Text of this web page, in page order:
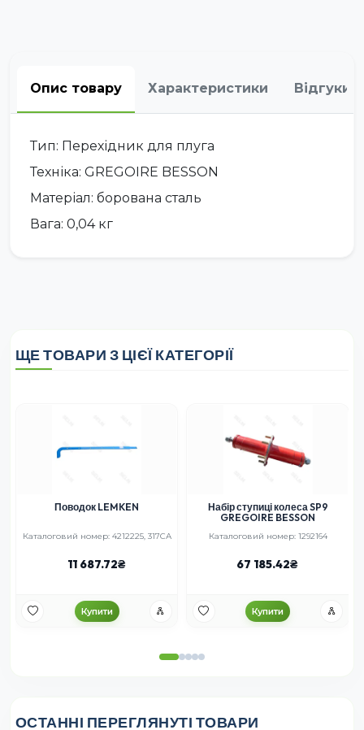
Опис товару Характеристики Відгуки
Тип: Перехідник для плуга
Техніка: GREGOIRE BESSON
Матеріал: борована сталь
Вага: 0,04 кг
ЩЕ ТОВАРИ З ЦІЄЇ КАТЕГОРІЇ
Поводок LEMKEN
Каталоговий номер: 4212225, 317СА
11 687.72
Купити
Набір ступиці колеса SP9
GREGOIRE BESSON
Каталоговий номер: 1292164
67 185.42
Купити
ОСТАННІ ПЕРЕГЛЯНУТІ ТОВАРИ